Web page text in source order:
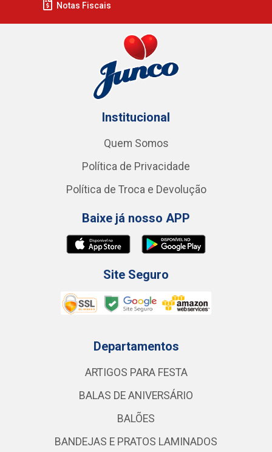
Notas Fiscais
Institucional
Quem Somos
Política de Privacidade
Política de Troca e Devolução
Baixe já nosso APP
Site Seguro
Departamentos
ARTIGOS PARA FESTA
BALAS DE ANIVERSÁRIO
BALÕES
BANDEJAS E PRATOS LAMINADOS